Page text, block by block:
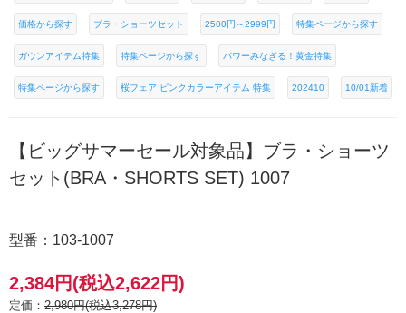
価格から探す ブラ・ショーツセット 2500円～2999円 特集ページから探す
ガウンアイテム特集 特集ページから探す パワーみなぎる！黄金特集
特集ページから探す 桜フェア ピンクカラーアイテム 特集 202410 10/01新着
【ビッグサマーセール対象品】ブラ・ショーツ
セット(BRA・SHORTS SET) 1007
型番：103-1007
2,384円(税込2,622円)
定価： 2,980円(税込3,278円)